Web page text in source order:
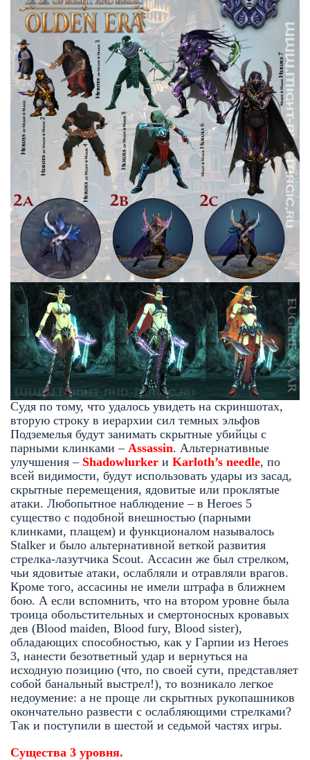
Судя по тому, что удалось увидеть на скриншотах,
вторую строку в иерархии сил темных эльфов
Подземелья будут занимать скрытные убийцы с
парными клинками – Assassin. Альтернативные
улучшения – Shadowlurker и Karloth’s needle, по
всей видимости, будут использовать удары из засад,
скрытные перемещения, ядовитые или проклятые
атаки. Любопытное наблюдение – в Heroes 5
существо с подобной внешностью (парными
клинками, плащем) и функционалом называлось
Stalker и было альтернативной веткой развития
стрелка-лазутчика Scout. Ассасин же был стрелком,
чьи ядовитые атаки, ослабляли и отравляли врагов.
Кроме того, ассасины не имели штрафа в ближнем
бою. А если вспомнить, что на втором уровне была
троица обольстительных и смертоносных кровавых
дев (Blood maiden, Blood fury, Blood sister),
обладающих способностью, как у Гарпии из Heroes
3, нанести безответный удар и вернуться на
исходную позицию (что, по своей сути, представляет
собой банальный выстрел!), то возникало легкое
недоумение: а не проще ли скрытных рукопашников
окончательно развести с ослабляющими стрелками?
Так и поступили в шестой и седьмой частях игры.
Существа 3 уровня.